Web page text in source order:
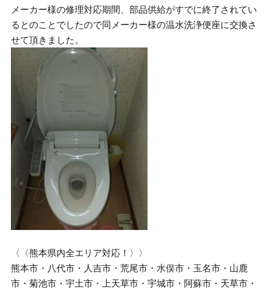
メーカー様の修理対応期間、部品供給がすでに終了されてい
るとのことでしたので同メーカー様の温水洗浄便座に交換さ
せて頂きました。
〈〈熊本県内全エリア対応！〉〉
熊本市・八代市・人吉市・荒尾市・水俣市・玉名市・山鹿
市・菊池市・宇土市・上天草市・宇城市・阿蘇市・天草市・